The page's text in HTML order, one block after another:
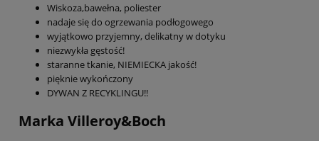
Wiskoza,bawełna, poliester
nadaje się do ogrzewania podłogowego
wyjątkowo przyjemny, delikatny w dotyku
niezwykła gęstość!
staranne tkanie, NIEMIECKA jakość!
pięknie wykończony
DYWAN Z RECYKLINGU!!
Marka Villeroy&Boch